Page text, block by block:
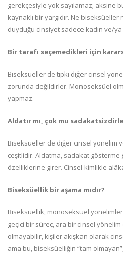
gerekçesiyle yok sayılamaz; aksine
kaynaklı bir yargıdır. Ne
duyduğu cinsiyet sadece kadın ve/
Bir tarafı seçemedikleri için
Biseksüeller de tıpkı diğer cinsel
zorunda değildirler. Monoseksüel
yapmaz.
Aldatır mı, çok mu
Biseksüeller de diğer cinsel yönelim
çeşitlidir. Aldatma, sadakat
özelliklerine girer. Cinsel kimlikle
Biseksüellik bir aşama mıdır?
Biseksüellik, monoseksüel
geçici bir süreç, ara bir cinsel
olmayabilir, kişiler akışkan olarak
ama bu, biseksüelliğin “tam